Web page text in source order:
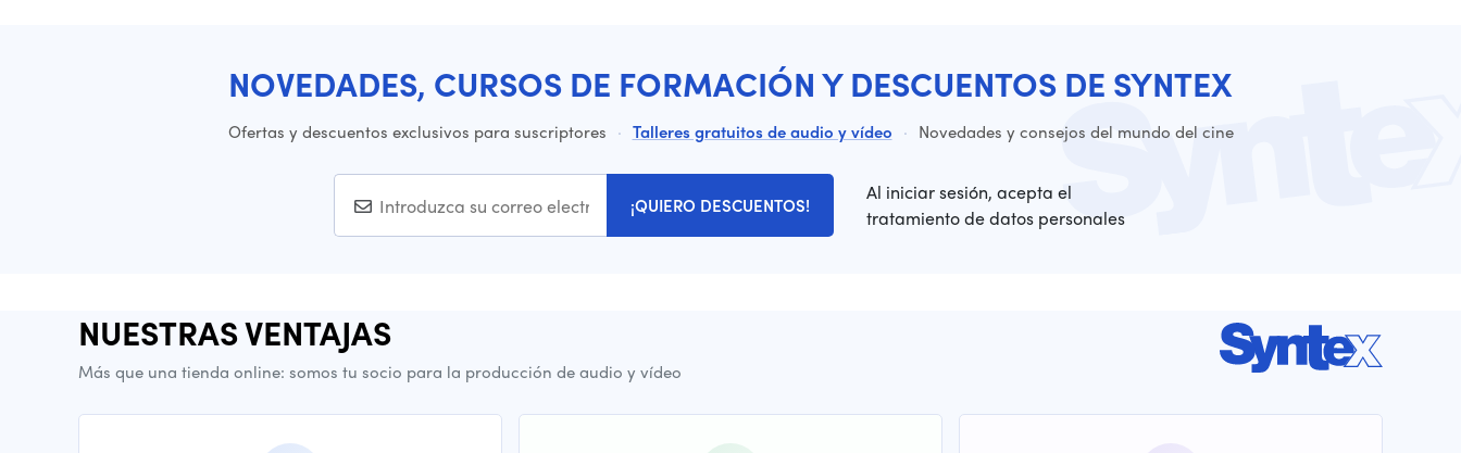
NOVEDADES, CURSOS DE FORMACIÓN Y DESCUENTOS DE SYNTEX
Ofertas y descuentos exclusivos para suscriptores · Talleres gratuitos de audio y vídeo · Novedades y consejos del mundo del cine
¡QUIERO DESCUENTOS!
Al iniciar sesión, acepta el
tratamiento de datos personales
NUESTRAS VENTAJAS
Más que una tienda online: somos tu socio para la producción de audio y vídeo